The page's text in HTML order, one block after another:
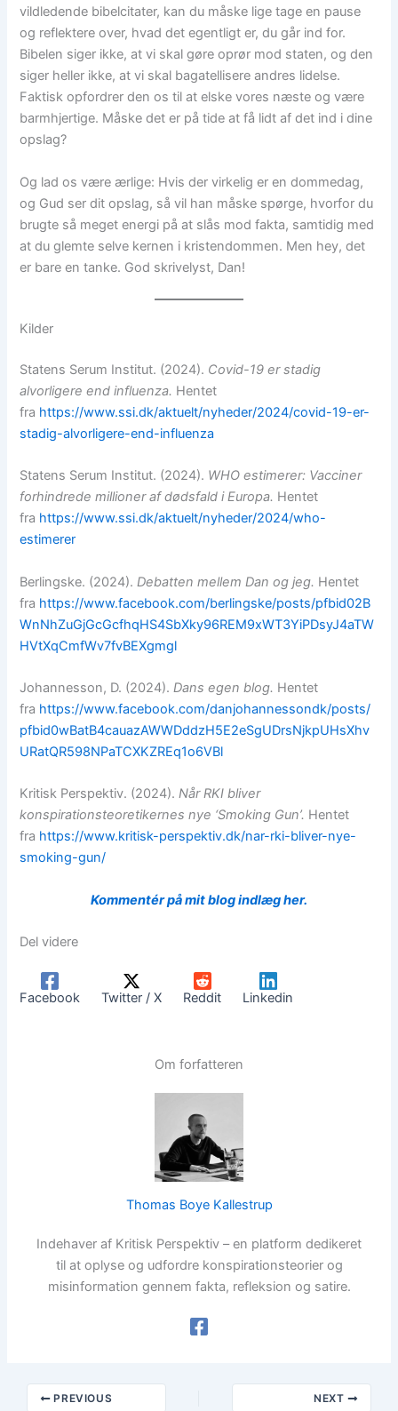
vildledende bibelcitater, kan du måske lige tage en pause
og reflektere over, hvad det egentligt er, du går ind for.
Bibelen siger ikke, at vi skal gøre oprør mod staten, og den
siger heller ikke, at vi skal bagatellisere andres lidelse.
Faktisk opfordrer den os til at elske vores næste og være
barmhjertige. Måske det er på tide at få lidt af det ind i dine
opslag?
Og lad os være ærlige: Hvis der virkelig er en dommedag,
og Gud ser dit opslag, så vil han måske spørge, hvorfor du
brugte så meget energi på at slås mod fakta, samtidig med
at du glemte selve kernen i kristendommen. Men hey, det
er bare en tanke. God skrivelyst, Dan!
Kilder
Statens Serum Institut. (2024). Covid-19 er stadig
alvorligere end influenza. Hentet
fra https://www.ssi.dk/aktuelt/nyheder/2024/covid-19-er-
stadig-alvorligere-end-influenza
Statens Serum Institut. (2024). WHO estimerer: Vacciner
forhindrede millioner af dødsfald i Europa. Hentet
fra https://www.ssi.dk/aktuelt/nyheder/2024/who-
estimerer
Berlingske. (2024). Debatten mellem Dan og jeg. Hentet
fra https://www.facebook.com/berlingske/posts/pfbid02B
WnNhZuGjGcGcfhqHS4SbXky96REM9xWT3YiPDsyJ4aTW
HVtXqCmfWv7fvBEXgmgl
Johannesson, D. (2024).Dans egen blog. Hentet
fra https://www.facebook.com/danjohannessondk/posts/
pfbid0wBatB4cauazAWWDddzH5E2eSgUDrsNjkpUHsXhv
URatQR598NPaTCXKZREq1o6VBl
Kritisk Perspektiv. (2024).Når RKI bliver
konspirationsteoretikernes nye ‘Smoking Gun’. Hentet
fra https://www.kritisk-perspektiv.dk/nar-rki-bliver-nye-
smoking-gun/
Kommentér på mit blog indlæg her.
Del videre
Facebook Twitter / X Reddit Linkedin
Om forfatteren
Thomas Boye Kallestrup
Indehaver af Kritisk Perspektiv – en platform dedikeret
til at oplyse og udfordre konspirationsteorier og
misinformation gennem fakta, refleksion og satire.
PREVIOUS NEXT